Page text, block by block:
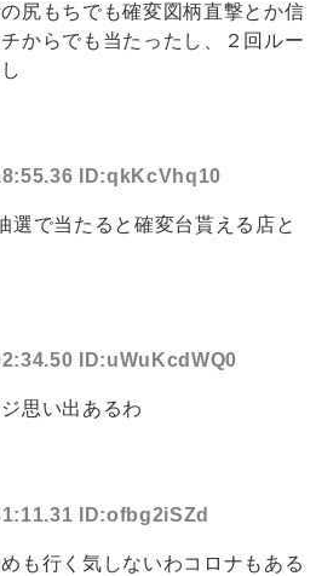
尻もちでも確変図柄直撃とか信
からでも当たったし、２回ルー
ID:qkKcVhq10
選で当たると確変台貰える店と
ID:uWuKcdWQ0
思い出あるわ
ID:ofbg2iSZd
も行く気しないわコロナもある